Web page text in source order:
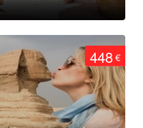
448€